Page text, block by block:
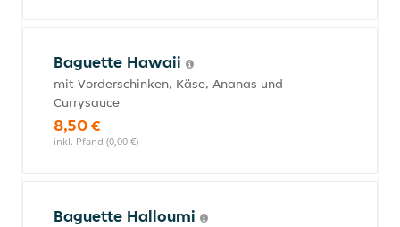
Baguette Hawaii
mit Vorderschinken, Käse, Ananas und
Currysauce
8,50 €
inkl. Pfand (0,00 €)
Baguette Halloumi